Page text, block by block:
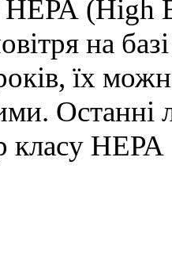
НЕРА (High
на
їх
класу НЕРА